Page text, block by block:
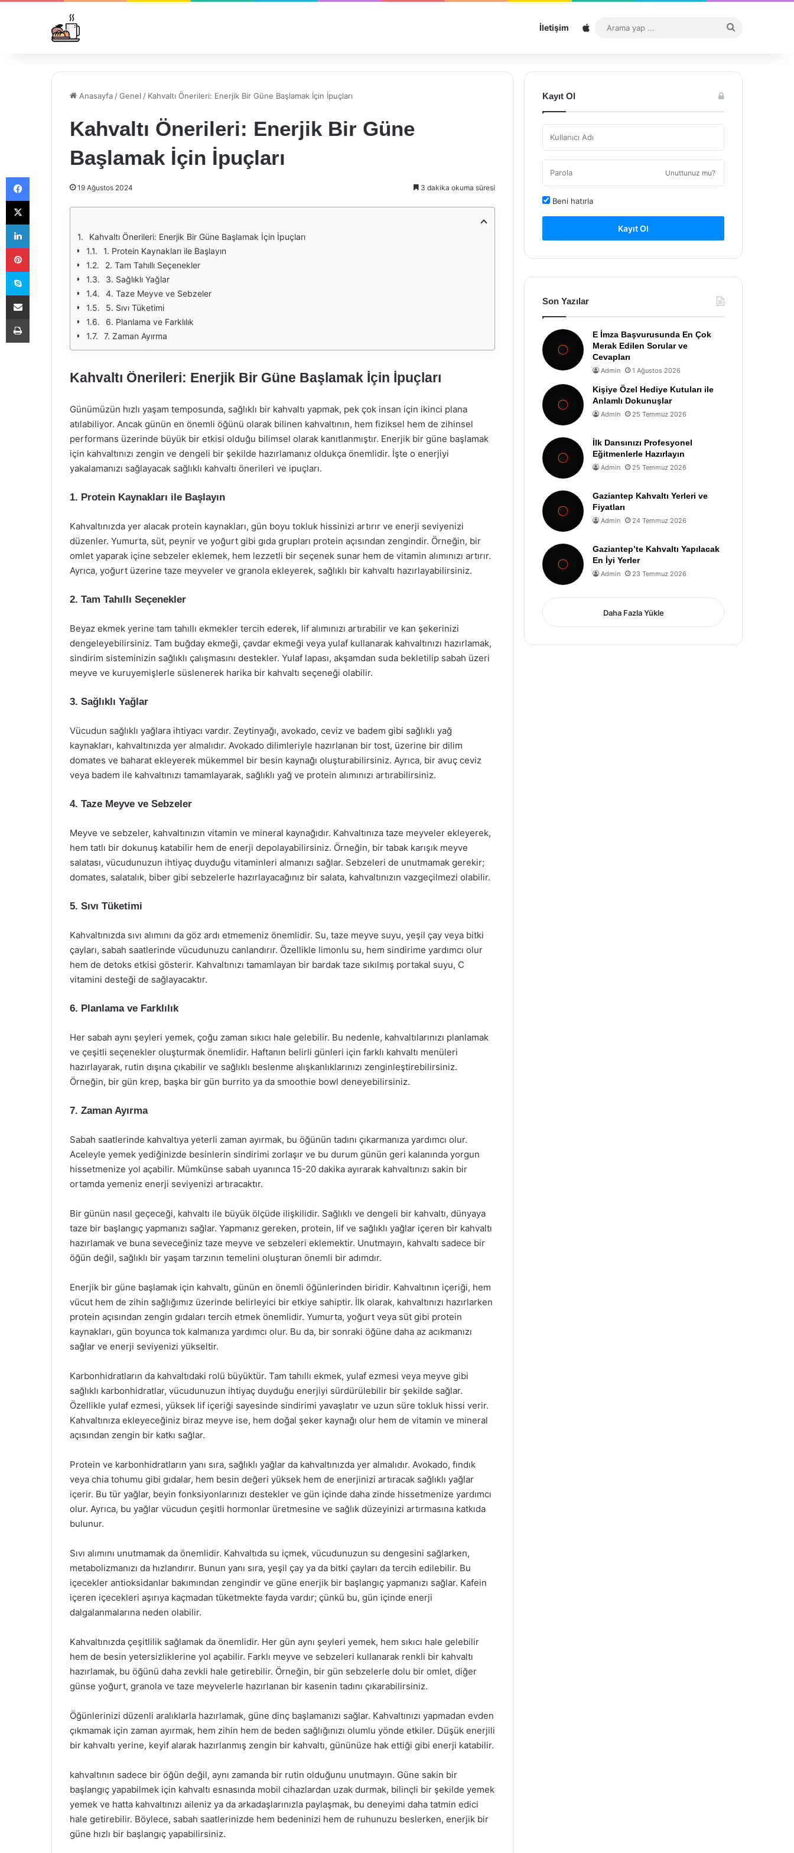
İletişim Sitemap
...
Anasayfa /Genel / Kahvaltı Önerileri: Enerjik Bir Güne Başlamak İçin İpuçları
Kahvaltı Önerileri: Enerjik Bir Güne
Başlamak İçin İpuçları
19 Ağustos 2024 3 dakika okuma süresi
Kahvaltı Önerileri: Enerjik Bir Güne Başlamak İçin İpuçları
1. Protein Kaynakları ile Başlayın
2. Tam Tahıllı Seçenekler
3. Sağlıklı Yağlar
4. Taze Meyve ve Sebzeler
5. Sıvı Tüketimi
6. Planlama ve Farklılık
7. Zaman Ayırma
Kahvaltı Önerileri: Enerjik Bir Güne Başlamak İçin İpuçları
Günümüzün hızlı yaşam temposunda, sağlıklı bir kahvaltı yapmak, pek çok insan için ikinci plana
atılabiliyor. Ancak günün en önemli öğünü olarak bilinen kahvaltının, hem fiziksel hem de zihinsel
performans üzerinde büyük bir etkisi olduğu bilimsel olarak kanıtlanmıştır. Enerjik bir güne başlamak
için kahvaltınızı zengin ve dengeli bir şekilde hazırlamanız oldukça önemlidir. İşte o enerjiyi
yakalamanızı sağlayacak sağlıklı kahvaltı önerileri ve ipuçları.
1. Protein Kaynakları ile Başlayın
Kahvaltınızda yer alacak protein kaynakları, gün boyu tokluk hissinizi artırır ve enerji seviyenizi
düzenler. Yumurta, süt, peynir ve yoğurt gibi gıda grupları protein açısından zengindir. Örneğin, bir
omlet yaparak içine sebzeler eklemek, hem lezzetli bir seçenek sunar hem de vitamin alımınızı artırır.
Ayrıca, yoğurt üzerine taze meyveler ve granola ekleyerek, sağlıklı bir kahvaltı hazırlayabilirsiniz.
2. Tam Tahıllı Seçenekler
Beyaz ekmek yerine tam tahıllı ekmekler tercih ederek, lif alımınızı artırabilir ve kan şekerinizi
dengeleyebilirsiniz. Tam buğday ekmeği, çavdar ekmeği veya yulaf kullanarak kahvaltınızı hazırlamak,
sindirim sisteminizin sağlıklı çalışmasını destekler. Yulaf lapası, akşamdan suda bekletilip sabah üzeri
meyve ve kuruyemişlerle süslenerek harika bir kahvaltı seçeneği olabilir.
3. Sağlıklı Yağlar
Vücudun sağlıklı yağlara ihtiyacı vardır. Zeytinyağı, avokado, ceviz ve badem gibi sağlıklı yağ
kaynakları, kahvaltınızda yer almalıdır. Avokado dilimleriyle hazırlanan bir tost, üzerine bir dilim
domates ve baharat ekleyerek mükemmel bir besin kaynağı oluşturabilirsiniz. Ayrıca, bir avuç ceviz
veya badem ile kahvaltınızı tamamlayarak, sağlıklı yağ ve protein alımınızı artırabilirsiniz.
4. Taze Meyve ve Sebzeler
Meyve ve sebzeler, kahvaltınızın vitamin ve mineral kaynağıdır. Kahvaltınıza taze meyveler ekleyerek,
hem tatlı bir dokunuş katabilir hem de enerji depolayabilirsiniz. Örneğin, bir tabak karışık meyve
salatası, vücudunuzun ihtiyaç duyduğu vitaminleri almanızı sağlar. Sebzeleri de unutmamak gerekir;
domates, salatalık, biber gibi sebzelerle hazırlayacağınız bir salata, kahvaltınızın vazgeçilmezi olabilir.
5. Sıvı Tüketimi
Kahvaltınızda sıvı alımını da göz ardı etmemeniz önemlidir. Su, taze meyve suyu, yeşil çay veya bitki
çayları, sabah saatlerinde vücudunuzu canlandırır. Özellikle limonlu su, hem sindirime yardımcı olur
hem de detoks etkisi gösterir. Kahvaltınızı tamamlayan bir bardak taze sıkılmış portakal suyu, C
vitamini desteği de sağlayacaktır.
6. Planlama ve Farklılık
Her sabah aynı şeyleri yemek, çoğu zaman sıkıcı hale gelebilir. Bu nedenle, kahvaltılarınızı planlamak
ve çeşitli seçenekler oluşturmak önemlidir. Haftanın belirli günleri için farklı kahvaltı menüleri
hazırlayarak, rutin dışına çıkabilir ve sağlıklı beslenme alışkanlıklarınızı zenginleştirebilirsiniz.
Örneğin, bir gün krep, başka bir gün burrito ya da smoothie bowl deneyebilirsiniz.
7. Zaman Ayırma
Sabah saatlerinde kahvaltıya yeterli zaman ayırmak, bu öğünün tadını çıkarmanıza yardımcı olur.
Aceleyle yemek yediğinizde besinlerin sindirimi zorlaşır ve bu durum günün geri kalanında yorgun
hissetmenize yol açabilir. Mümkünse sabah uyanınca 15-20 dakika ayırarak kahvaltınızı sakin bir
ortamda yemeniz enerji seviyenizi artıracaktır.
Bir günün nasıl geçeceği, kahvaltı ile büyük ölçüde ilişkilidir. Sağlıklı ve dengeli bir kahvaltı, dünyaya
taze bir başlangıç yapmanızı sağlar. Yapmanız gereken, protein, lif ve sağlıklı yağlar içeren bir kahvaltı
hazırlamak ve buna seveceğiniz taze meyve ve sebzeleri eklemektir. Unutmayın, kahvaltı sadece bir
öğün değil, sağlıklı bir yaşam tarzının temelini oluşturan önemli bir adımdır.
Enerjik bir güne başlamak için kahvaltı, günün en önemli öğünlerinden biridir. Kahvaltının içeriği, hem
vücut hem de zihin sağlığımız üzerinde belirleyici bir etkiye sahiptir. İlk olarak, kahvaltınızı hazırlarken
protein açısından zengin gıdaları tercih etmek önemlidir. Yumurta, yoğurt veya süt gibi protein
kaynakları, gün boyunca tok kalmanıza yardımcı olur. Bu da, bir sonraki öğüne daha az acıkmanızı
sağlar ve enerji seviyenizi yükseltir.
Karbonhidratların da kahvaltıdaki rolü büyüktür. Tam tahıllı ekmek, yulaf ezmesi veya meyve gibi
sağlıklı karbonhidratlar, vücudunuzun ihtiyaç duyduğu enerjiyi sürdürülebilir bir şekilde sağlar.
Özellikle yulaf ezmesi, yüksek lif içeriği sayesinde sindirimi yavaşlatır ve uzun süre tokluk hissi verir.
Kahvaltınıza ekleyeceğiniz biraz meyve ise, hem doğal şeker kaynağı olur hem de vitamin ve mineral
açısından zengin bir katkı sağlar.
Protein ve karbonhidratların yanı sıra, sağlıklı yağlar da kahvaltınızda yer almalıdır. Avokado, fındık
veya chia tohumu gibi gıdalar, hem besin değeri yüksek hem de enerjinizi artıracak sağlıklı yağlar
içerir. Bu tür yağlar, beyin fonksiyonlarınızı destekler ve gün içinde daha zinde hissetmenize yardımcı
olur. Ayrıca, bu yağlar vücudun çeşitli hormonlar üretmesine ve sağlık düzeyinizi artırmasına katkıda
bulunur.
Sıvı alımını unutmamak da önemlidir. Kahvaltıda su içmek, vücudunuzun su dengesini sağlarken,
metabolizmanızı da hızlandırır. Bunun yanı sıra, yeşil çay ya da bitki çayları da tercih edilebilir. Bu
içecekler antioksidanlar bakımından zengindir ve güne enerjik bir başlangıç yapmanızı sağlar. Kafein
içeren içecekleri aşırıya kaçmadan tüketmekte fayda vardır; çünkü bu, gün içinde enerji
dalgalanmalarına neden olabilir.
Kahvaltınızda çeşitlilik sağlamak da önemlidir. Her gün aynı şeyleri yemek, hem sıkıcı hale gelebilir
hem de besin yetersizliklerine yol açabilir. Farklı meyve ve sebzeleri kullanarak renkli bir kahvaltı
hazırlamak, bu öğünü daha zevkli hale getirebilir. Örneğin, bir gün sebzelerle dolu bir omlet, diğer
günse yoğurt, granola ve taze meyvelerle hazırlanan bir kasenin tadını çıkarabilirsiniz.
Öğünlerinizi düzenli aralıklarla hazırlamak, güne dinç başlamanızı sağlar. Kahvaltınızı yapmadan evden
çıkmamak için zaman ayırmak, hem zihin hem de beden sağlığınızı olumlu yönde etkiler. Düşük enerjili
bir kahvaltı yerine, keyif alarak hazırlanmış zengin bir kahvaltı, gününüze hak ettiği gibi enerji katabilir.
kahvaltının sadece bir öğün değil, aynı zamanda bir rutin olduğunu unutmayın. Güne sakin bir
başlangıç yapabilmek için kahvaltı esnasında mobil cihazlardan uzak durmak, bilinçli bir şekilde yemek
yemek ve hatta kahvaltınızı aileniz ya da arkadaşlarınızla paylaşmak, bu deneyimi daha tatmin edici
hale getirebilir. Böylece, sabah saatlerinizde hem bedeninizi hem de ruhunuzu beslerken, enerjik bir
güne hızlı bir başlangıç yapabilirsiniz.
Kayıt Ol
Unuttunuz mu?
Beni hatırla
Kayıt Ol
Son Yazılar
E İmza Başvurusunda En Çok
Merak Edilen Sorular ve
Cevapları
Admin 1 Ağustos 2026
Kişiye Özel Hediye Kutuları ile
Anlamlı Dokunuşlar
Admin 25 Temmuz 2026
İlk Dansınızı Profesyonel
Eğitmenlerle Hazırlayın
Admin 25 Temmuz 2026
Gaziantep Kahvaltı Yerleri ve
Fiyatları
Admin 24 Temmuz 2026
Gaziantep’te Kahvaltı Yapılacak
En İyi Yerler
Admin 23 Temmuz 2026
Daha Fazla Yükle
Facebook
X
LinkedIn
Pinterest
Skype
E-Posta ile paylaş